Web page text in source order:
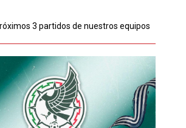
3 partidos de nuestros equipos